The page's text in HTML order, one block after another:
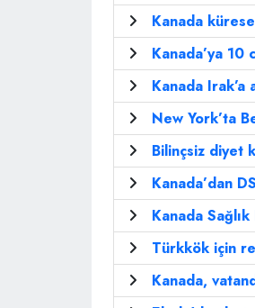
Kanada
Kanada’ya 10
Kanada Irak’a
New York’ta
Bilinçsiz diyet
Kanada’dan
Kanada
Türkkök için
Kanada,